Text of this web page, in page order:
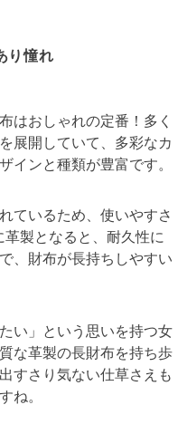
り憧れ
はおしゃれの定番！多く
展開していて、多彩なカ
インと種類が豊富です。
ているため、使いやすさ
製となると、耐久性に
、財布が長持ちしやすい
い」という思いを持つ女
な革製の長財布を持ち歩
すさり気ない仕草さえも
ね。